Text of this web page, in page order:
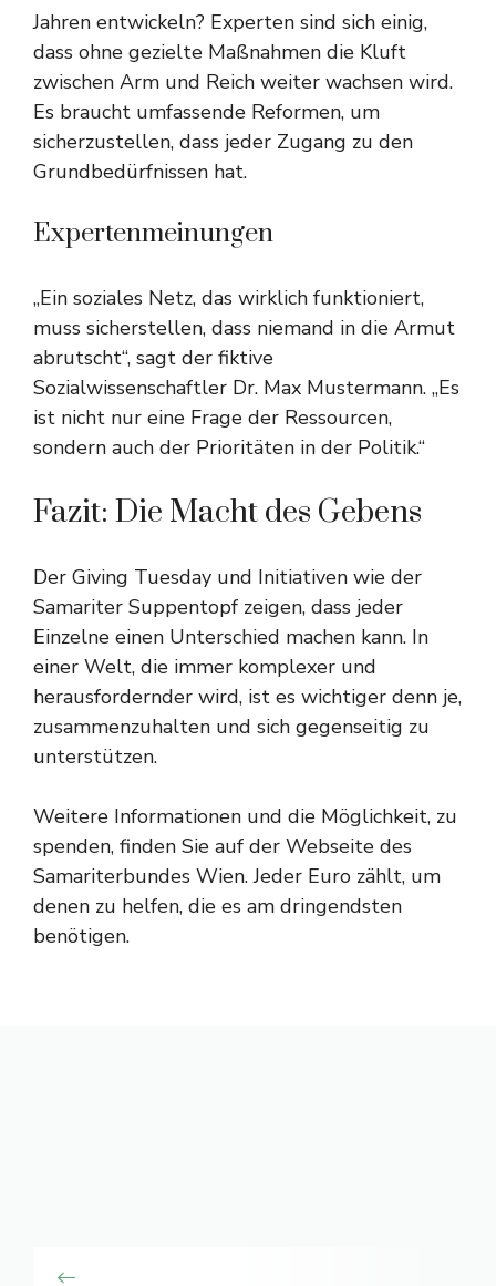
Jahren entwickeln? Experten sind sich einig,
dass ohne gezielte Maßnahmen die Kluft
zwischen Arm und Reich weiter wachsen wird.
Es braucht umfassende Reformen, um
sicherzustellen, dass jeder Zugang zu den
Grundbedürfnissen hat.
Expertenmeinungen
„Ein soziales Netz, das wirklich funktioniert,
muss sicherstellen, dass niemand in die Armut
abrutscht“, sagt der fiktive
Sozialwissenschaftler Dr. Max Mustermann. „Es
ist nicht nur eine Frage der Ressourcen,
sondern auch der Prioritäten in der Politik.“
Fazit: Die Macht des Gebens
Der Giving Tuesday und Initiativen wie der
Samariter Suppentopf zeigen, dass jeder
Einzelne einen Unterschied machen kann. In
einer Welt, die immer komplexer und
herausfordernder wird, ist es wichtiger denn je,
zusammenzuhalten und sich gegenseitig zu
unterstützen.
Weitere Informationen und die Möglichkeit, zu
spenden, finden Sie auf der Webseite des
Samariterbundes Wien. Jeder Euro zählt, um
denen zu helfen, die es am dringendsten
benötigen.